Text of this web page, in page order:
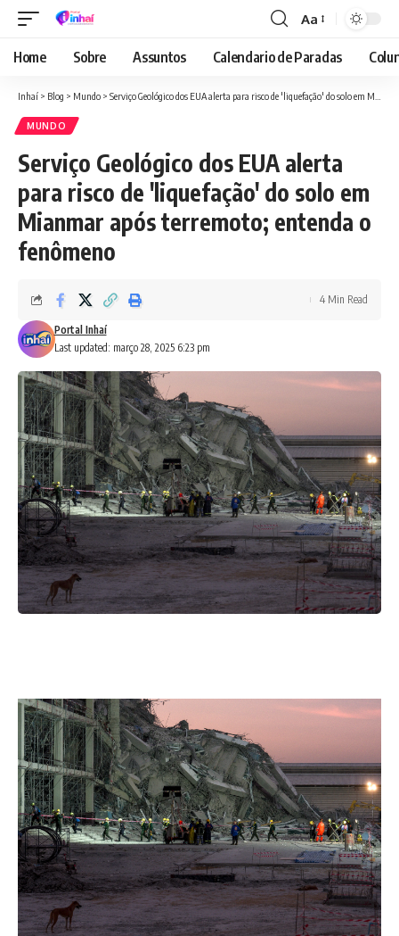
Font
Resizer
Aa
Home Sobre Assuntos Calendario de Paradas
Inhaí > Blog > Mundo > Serviço Geológico dos EUA alerta para risco de 'liquefação' do solo em Mianmar após terremoto; entenda o fenômeno
MUNDO
Serviço Geológico dos EUA alerta
para risco de 'liquefação' do solo em
Mianmar após terremoto; entenda o
fenômeno
Last updated: março 28, 2025 6:23 pm
Portal Inhaí
4 Min Read